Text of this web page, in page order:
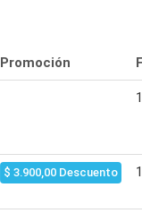
Promoción
$ 3.900,00 Descuento